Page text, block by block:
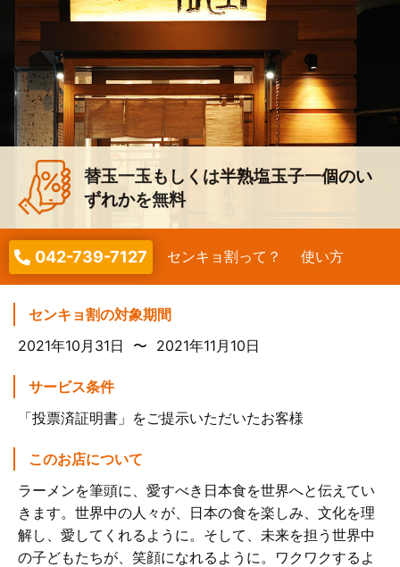
替玉一玉もしくは半熟塩玉子一個のい
ずれかを無料
042-739-7127 センキョ割って？ 使い方
センキョ割の対象期間
2021年10月31日 〜 2021年11月10日
サービス条件
「投票済証明書」をご提示いただいたお客様
このお店について
ラーメンを筆頭に、愛すべき日本食を世界へと伝えてい
きます。世界中の人々が、日本の食を楽しみ、文化を理
解し、愛してくれるように。そして、未来を担う世界中
の子どもたちが、笑顔になれるように。ワクワクするよ